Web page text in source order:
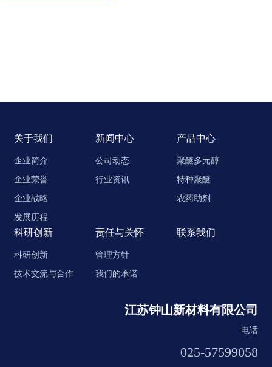
关于我们
企业简介
企业荣誉
企业战略
发展历程
新闻中心
公司动态
行业资讯
产品中心
聚醚多元醇
特种聚醚
农药助剂
科研创新
科研创新
技术交流与合作
责任与关怀
管理方针
我们的承诺
联系我们
江苏钟山新材料有限公司
电话
025-57599058